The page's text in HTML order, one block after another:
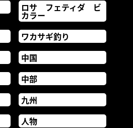
ロサ フェティダ ビ
カラー
ワカサギ釣り
中国
中部
九州
人物